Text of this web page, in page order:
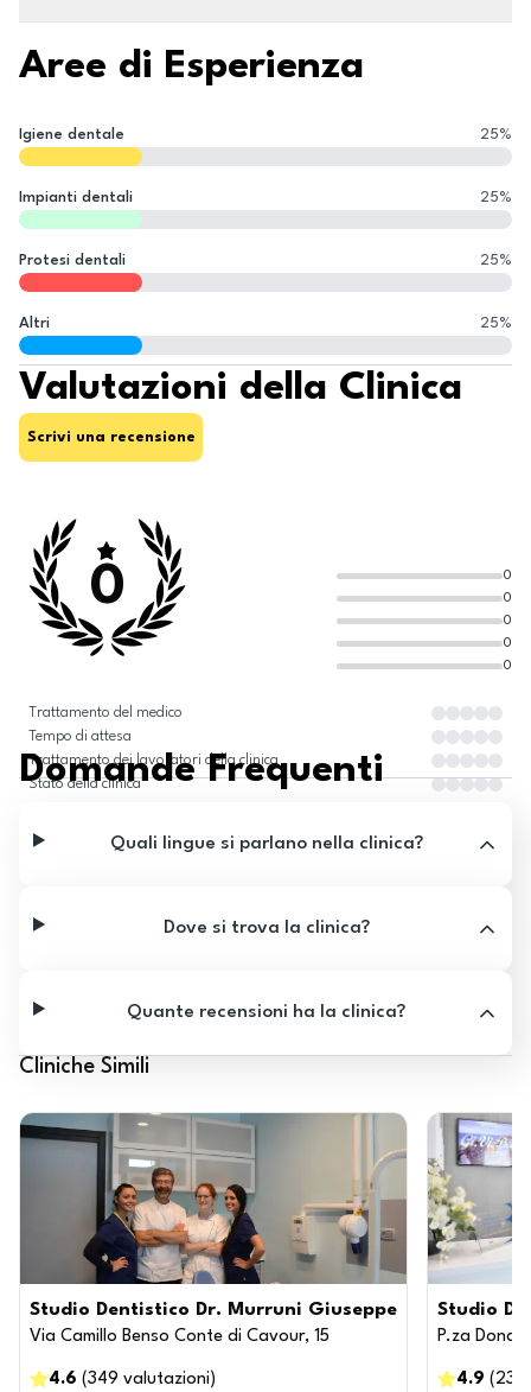
Aree di Esperienza
Igiene dentale 25%
Impianti dentali 25%
Protesi dentali 25%
Altri 25%
Valutazioni della Clinica
Scrivi una recensione
0
0
0
0
0
0
Trattamento del medico
Tempo di attesa
Trattamento dei lavoratori della clinica
Stato della clinica
Domande Frequenti
Quali lingue si parlano nella clinica?
Dove si trova la clinica?
Quante recensioni ha la clinica?
Cliniche Simili
Studio Dentistico Dr. Murruni Giuseppe
Via Camillo Benso Conte di Cavour, 15
4.6 (349 valutazioni )
Studio
P.za
4.9 ( 239